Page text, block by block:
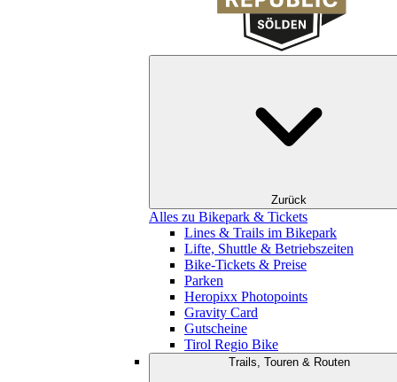
Zurück
Alles zu Bikepark & Tickets
Lines & Trails im Bikepark
Lifte, Shuttle & Betriebszeiten
Bike-Tickets & Preise
Parken
Heropixx Photopoints
Gravity Card
Gutscheine
Tirol Regio Bike
Trails, Touren & Routen